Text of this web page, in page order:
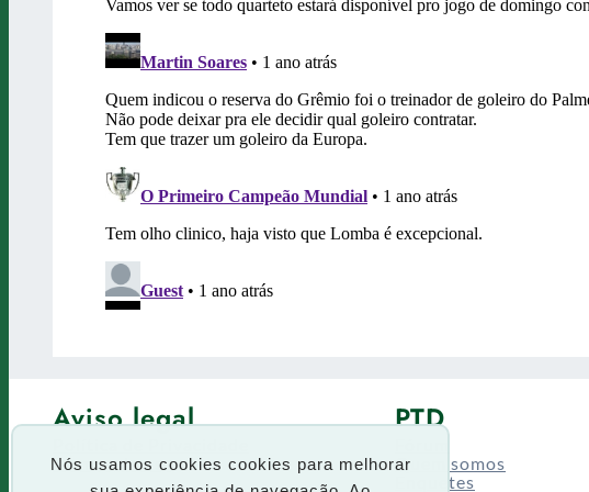
Nós usamos cookies cookies para melhorar
Aviso legal
Termos de uso
PTD
Quem somos
Enquetes